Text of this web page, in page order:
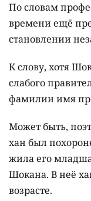
По словам
времени ещё
становлении
К слову, хотя
слабого
фамилии имя
Может быть,
хан был
жила его
Шокана. В неё
возрасте.